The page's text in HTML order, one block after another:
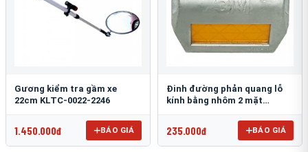
Gương kiểm tra gầm xe
22cm KLTC-0022-2246
1.450.000đ BÁO GIÁ
Đinh đường phản quang lỗ
kính bằng nhôm 2 mặt
235.000đ BÁO GIÁ